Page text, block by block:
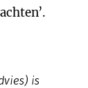
is